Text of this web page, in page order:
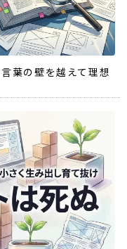
葉の壁を越えて理想